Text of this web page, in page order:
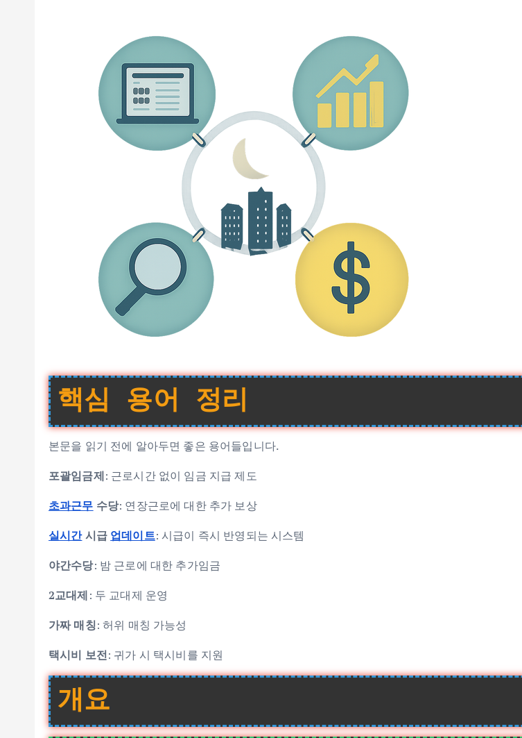
핵심 용어 정리
본문을 읽기 전에 알아두면 좋은 용어들입니다.
포괄임금제: 근로시간 없이 임금 지급 제도
초과근무 수당: 연장근로에 대한 추가 보상
실시간시급 업데이트: 시급이 즉시 반영되는 시스템
야간수당: 밤 근로에 대한 추가임금
2교대제: 두 교대제 운영
가짜 매칭: 허위 매칭 가능성
택시비 보전: 귀가 시 택시비를 지원
개요